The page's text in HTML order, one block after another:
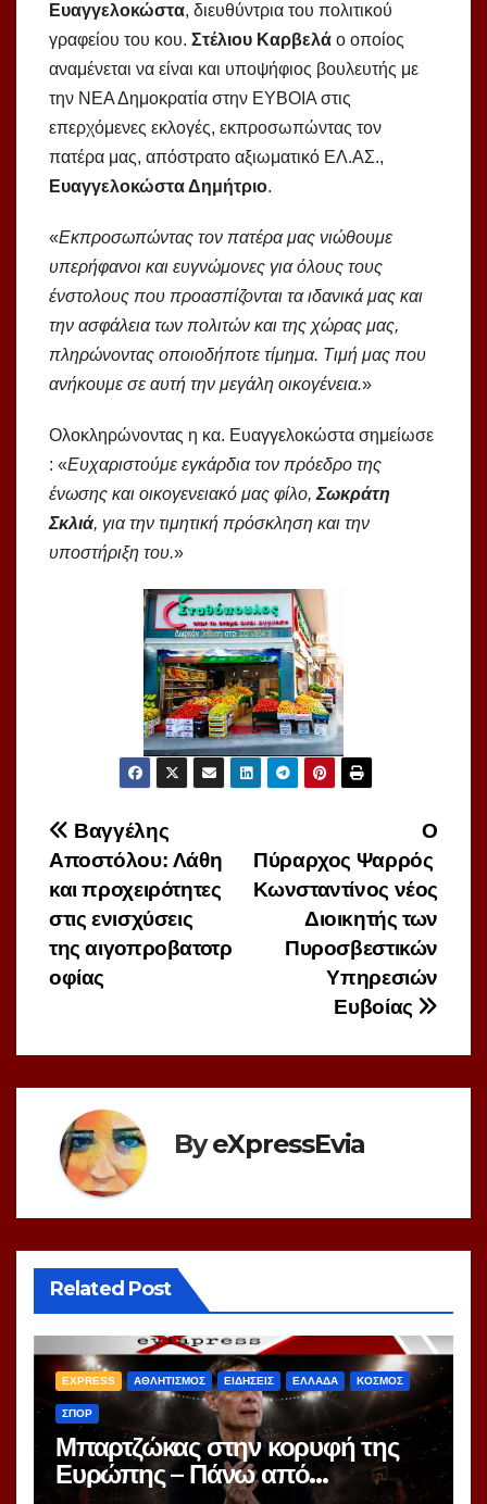
Ευαγγελοκώστα, διευθύντρια του πολιτικού
γραφείου του κου. Στέλιου Καρβελά ο οποίος
αναμένεται να είναι και υποψήφιος βουλευτής με
την ΝΕΑ Δημοκρατία στην ΕΥΒΟΙΑ στις
επερχόμενες εκλογές, εκπροσωπώντας τον
πατέρα μας, απόστρατο αξιωματικό ΕΛ.ΑΣ.,
Ευαγγελοκώστα Δημήτριο.
«Εκπροσωπώντας τον πατέρα μας νιώθουμε
υπερήφανοι και ευγνώμονες για όλους τους
ένστολους που προασπίζονται τα ιδανικά μας και
την ασφάλεια των πολιτών και της χώρας μας,
πληρώνοντας οποιοδήποτε τίμημα. Τιμή μας που
ανήκουμε σε αυτή την μεγάλη οικογένεια.»
Ολοκληρώνοντας η κα. Ευαγγελοκώστα σημείωσε
: «Ευχαριστούμε εγκάρδια τον πρόεδρο της
ένωσης και οικογενειακό μας φίλο, Σωκράτη
Σκλιά, για την τιμητική πρόσκληση και την
υποστήριξη του.»
Πλοήγηση
άρθρων
Ο
Πύραρχος Ψαρρός
Κωνσταντίνος νέος
Διοικητής των
Πυροσβεστικών
Υπηρεσιών
Ευβοίας
Βαγγέλης
Αποστόλου: Λάθη
και προχειρότητες
στις ενισχύσεις
της αιγοπροβατοτρ
οφίας
ByeXpressEvia
Related Post
EXPRESS ΑΘΛΗΤΙΣΜΟΣ ΕΙΔΗΣΕΙΣ ΕΛΛΑΔΑ ΚΟΣΜΟΣ
ΣΠΟΡ
Μπαρτζώκας στην κορυφή της
Ευρώπης – Πάνω από